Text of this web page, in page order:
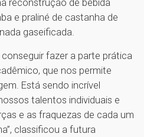
e praliné de castanha de
gaseificada.
fazer a parte prática
que nos permite
Está sendo incrível
talentos individuais e
e as fraquezas de cada um
classificou a futura